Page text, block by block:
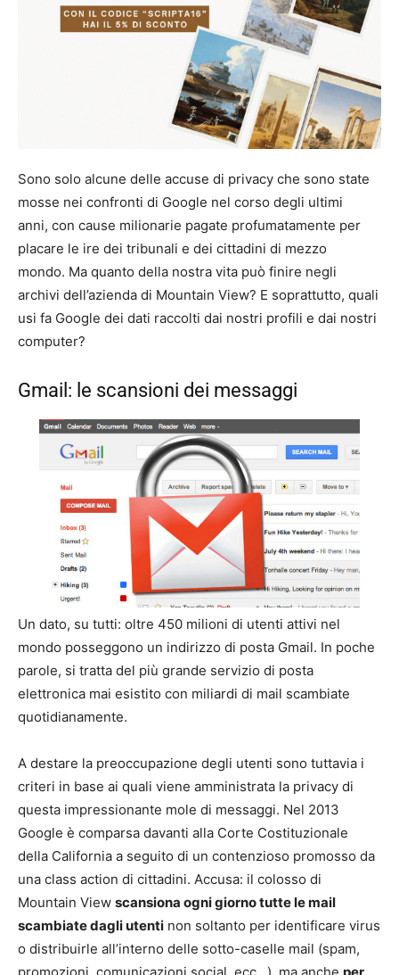
Sono solo alcune delle accuse di privacy che sono state
mosse nei confronti di Google nel corso degli ultimi
anni, con cause milionarie pagate profumatamente per
placare le ire dei tribunali e dei cittadini di mezzo
mondo. Ma quanto della nostra vita può finire negli
archivi dell’azienda di Mountain View? E soprattutto, quali
usi fa Google dei dati raccolti dai nostri profili e dai nostri
computer?
Gmail: le scansioni dei messaggi
Un dato, su tutti: oltre 450 milioni di utenti attivi nel
mondo posseggono un indirizzo di posta Gmail. In poche
parole, si tratta del più grande servizio di posta
elettronica mai esistito con miliardi di mail scambiate
quotidianamente.
A destare la preoccupazione degli utenti sono tuttavia i
criteri in base ai quali viene amministrata la privacy di
questa impressionante mole di messaggi. Nel 2013
Google è comparsa davanti alla Corte Costituzionale
della California a seguito di un contenzioso promosso da
una class action di cittadini. Accusa: il colosso di
Mountain View scansiona ogni giorno tutte le mail
scambiate dagli utenti non soltanto per identificare virus
o distribuirle all’interno delle sotto-caselle mail (spam,